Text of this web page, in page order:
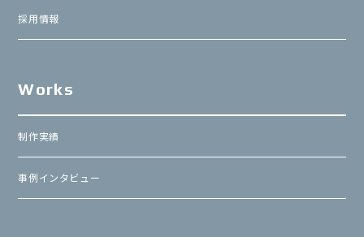
採用情報
Works
制作実績
事例インタビュー